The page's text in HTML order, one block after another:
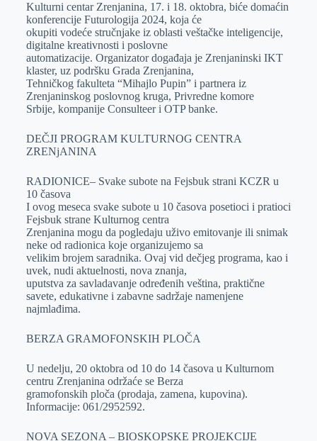
Kulturni centar Zrenjanina, 17. i 18. oktobra, biće domaćin
konferencije Futurologija 2024, koja će
okupiti vodeće stručnjake iz oblasti veštačke inteligencije,
digitalne kreativnosti i poslovne
automatizacije. Organizator događaja je Zrenjaninski IKT
klaster, uz podršku Grada Zrenjanina,
Tehničkog fakulteta “Mihajlo Pupin” i partnera iz
Zrenjaninskog poslovnog kruga, Privredne komore
Srbije, kompanije Consulteer i OTP banke.
DEČJI PROGRAM KULTURNOG CENTRA
ZRENjANINA
RADIONICE– Svake subote na Fejsbuk strani KCZR u
10 časova
I ovog meseca svake subote u 10 časova posetioci i pratioci
Fejsbuk strane Kulturnog centra
Zrenjanina mogu da pogledaju uživo emitovanje ili snimak
neke od radionica koje organizujemo sa
velikim brojem saradnika. Ovaj vid dečjeg programa, kao i
uvek, nudi aktuelnosti, nova znanja,
uputstva za savladavanje određenih veština, praktične
savete, edukativne i zabavne sadržaje namenjene
najmlađima.
BERZA GRAMOFONSKIH PLOČA
U nedelju, 20 oktobra od 10 do 14 časova u Kulturnom
centru Zrenjanina održaće se Berza
gramofonskih ploča (prodaja, zamena, kupovina).
Informacije: 061/2952592.
NOVA SEZONA – BIOSKOPSKE PROJEKCIJE